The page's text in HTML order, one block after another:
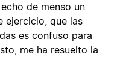
de menso un
ejercicio, que las
es confuso para
me ha resuelto la